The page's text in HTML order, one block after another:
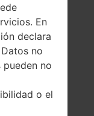
En
declara
no
no
o el